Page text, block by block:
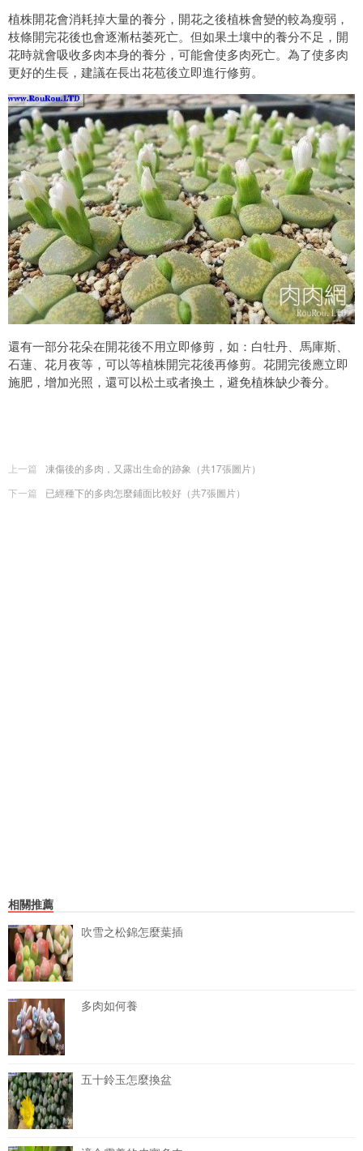
植株開花會消耗掉大量的養分，開花之後植株會變的較為瘦弱，
枝條開完花後也會逐漸枯萎死亡。但如果土壤中的養分不足，開
花時就會吸收多肉本身的養分，可能會使多肉死亡。為了使多肉
更好的生長，建議在長出花苞後立即進行修剪。
還有一部分花朵在開花後不用立即修剪，如：白牡丹、馬庫斯、
石蓮、花月夜等，可以等植株開完花後再修剪。花開完後應立即
施肥，增加光照，還可以松土或者換土，避免植株缺少養分。
上一篇
凍傷後的多肉，又露出生命的跡象（共17張圖片）
下一篇
已經種下的多肉怎麼鋪面比較好（共7張圖片）
相關推薦
吹雪之松錦怎麼葉插
多肉如何養
五十鈴玉怎麼換盆